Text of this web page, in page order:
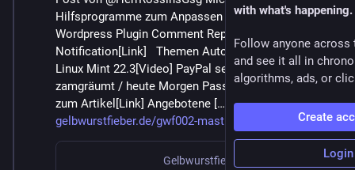
Hilfsprogramme zum Anpassen von Windows[Link]
Wordpress Plugin Comment Reply Email
Notification[Link] Themen Auto macht Probleme
Linux Mint 22.3[Video] PayPal sei Einzugsverfahren
zamgräumt / heute Morgen Passwörter geändert Link
zum Artikel[Link] Angebotene […]
gelbwurstfieber.de/gwf002-mast
Gelbwurstfieber.de
with what's happening.
Follow anyone across
and see it all in
algorithms, ads, or
Create
Login